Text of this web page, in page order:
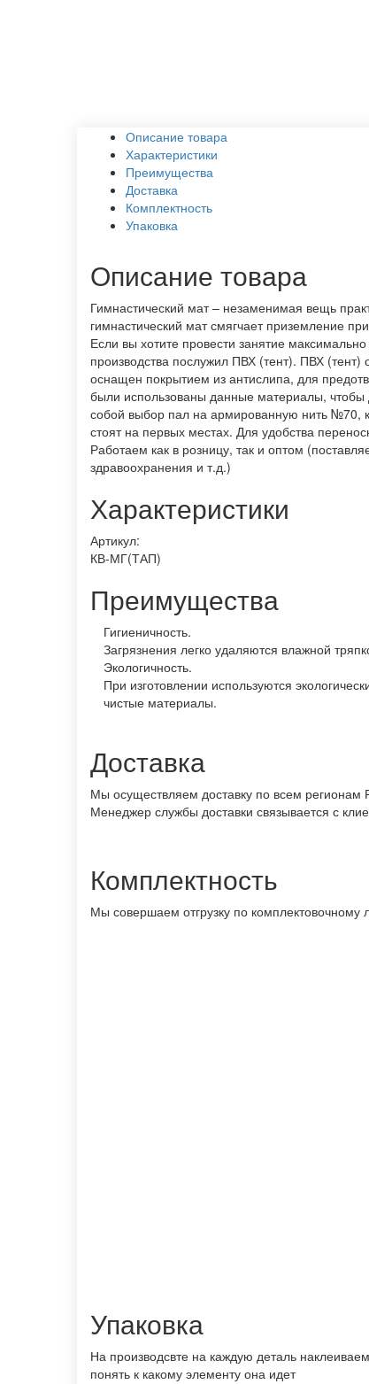
Описание товара
Характеристики
Преимущества
Доставка
Комплектность
Упаковка
Описание товара
Гимнастический мат – незаменимая вещь
гимнастический мат смягчает приземление
Если вы хотите провести занятие
производства послужил ПВХ (тент). ПВХ
оснащен покрытием из антислипа, для
были использованы данные материалы, чтобы
собой выбор пал на армированную нить №70,
стоят на первых местах. Для удобства
Работаем как в розницу, так и оптом
здравоохранения и т.д.)
Характеристики
Артикул:
КВ-МГ(ТАП)
Преимущества
Гигиеничность.
Загрязнения легко удаляются влажной
Экологичность.
При изготовлении используются
чистые материалы.
Доставка
Мы осуществляем доставку по всем регионам
Менеджер службы доставки связывается с
Комплектность
Мы совершаем отгрузку по
Упаковка
На производсвте на каждую деталь
понять к какому элементу она идет